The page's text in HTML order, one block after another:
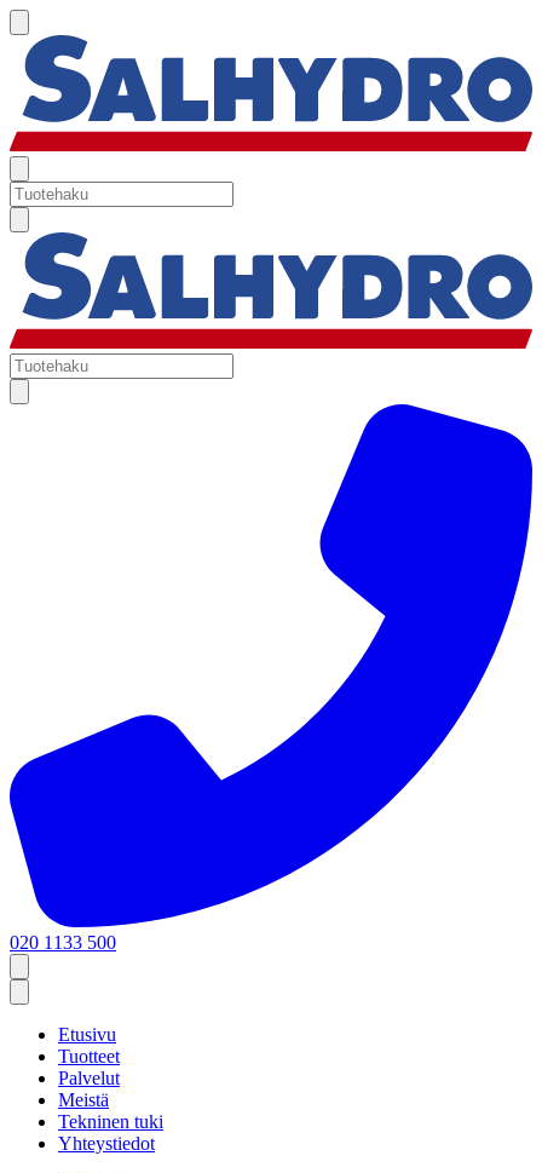
020 1133 500
Etusivu
Tuotteet
Palvelut
Meistä
Tekninen tuki
Yhteystiedot